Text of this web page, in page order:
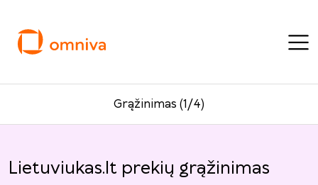
Grąžinimas (1/4)
Lietuviukas.lt prekių grąžinimas